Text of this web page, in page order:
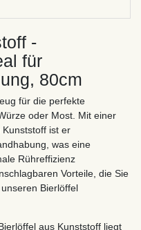
-
für
80cm
für die perfekte
oder Most. Mit einer
ist er
was eine
Rühreffizienz
Vorteile, die Sie
Bierlöffel
aus Kunststoff liegt